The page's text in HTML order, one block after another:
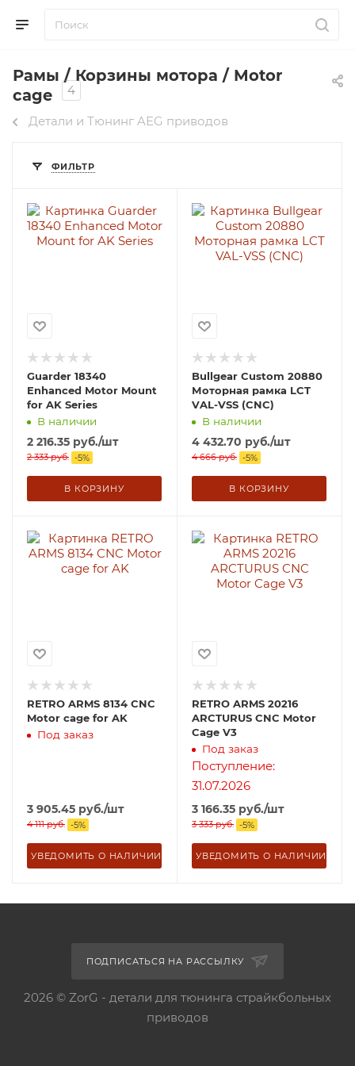
Рамы / Корзины мотора / Motor
cage
4
Детали и Тюнинг AEG приводов
ФИЛЬТР
Guarder 18340
Enhanced Motor Mount
for AK Series
В наличии
2 216.35 руб./шт
2 333руб. -5%
В КОРЗИНУ
Bullgear Custom 20880
Моторная рамка LCT
VAL-VSS (CNC)
В наличии
4 432.70 руб./шт
4 666руб. -5%
В КОРЗИНУ
RETRO ARMS 8134 CNC
Motor cage for AK
Под заказ
3 905.45 руб./шт
4 111руб. -5%
УВЕДОМИТЬ О НАЛИЧИИ
RETRO ARMS 20216
ARCTURUS CNC Motor
Cage V3
Под заказ
Поступление:
31.07.2026
3 166.35 руб./шт
3 333руб. -5%
УВЕДОМИТЬ О НАЛИЧИИ
ПОДПИСАТЬСЯ НА РАССЫЛКУ
2026 © ZorG - детали для тюнинга страйкбольных
приводов